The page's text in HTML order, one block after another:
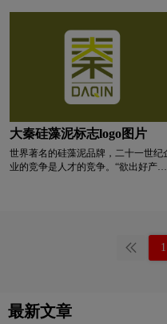
涂料logo设计 碳酸饮料
T字母酒店logo设计 网
卫视logo设计 威士忌
W字母酒店logo设计 校
鞋logo
大秦硅藻泥标志logo图片
世界著名的硅藻泥品牌，二十一世纪
业的竞争是人才的竞争。“欲出好产
“德”与“信”是最为注重的人格品质。
次，大秦将员工的自身发展与公司的成
长并列，将企业人才战略纳入到日常
障人才战略的落实。积极加强对员工的
专业培训，设立良好的选拨与晋升机
1
最新文章